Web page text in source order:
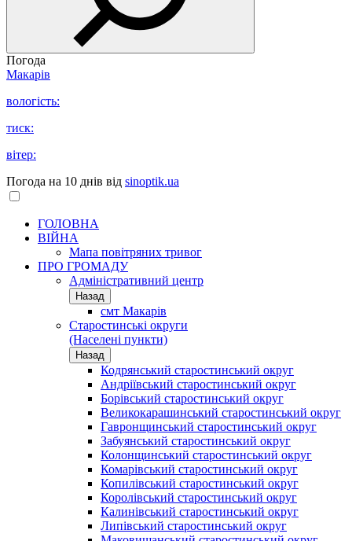
Погода
Макарів
вологість:
тиск:
вітер:
Погода на 10 днів від sinoptik.ua
ГОЛОВНА
ВІЙНА
Мапа повітряних тривог
ПРО ГРОМАДУ
Aдміністративний центр
Назад
смт Макарів
Старостинські округи
(Населені пункти)
Назад
Кодрянський старостинський округ
Андріївський старостинський округ
Борівський старостинський округ
Великокарашинський старостинський округ
Гавронщинський старостинський округ
Забуянський старостинський округ
Колонщинський старостинський округ
Комарівський старостинський округ
Копилівський старостинський округ
Королівський старостинський округ
Калинівський старостинський округ
Липівський старостинський округ